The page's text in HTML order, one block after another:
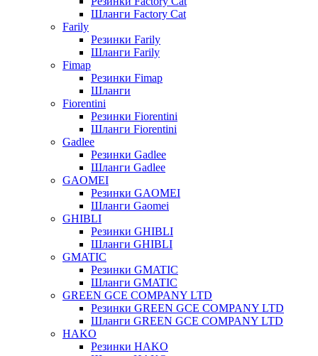
Шланги Factory Cat
Farily
Резинки Farily
Шланги Farily
Fimap
Резинки Fimap
Шланги
Fiorentini
Резинки Fiorentini
Шланги Fiorentini
Gadlee
Резинки Gadlee
Шланги Gadlee
GAOMEI
Резинки GAOMEI
Шланги Gaomei
GHIBLI
Резинки GHIBLI
Шланги GHIBLI
GMATIC
Резинки GMATIC
Шланги GMATIC
GREEN GCE COMPANY LTD
Резинки GREEN GCE COMPANY LTD
Шланги GREEN GCE COMPANY LTD
HAKO
Резинки HAKO